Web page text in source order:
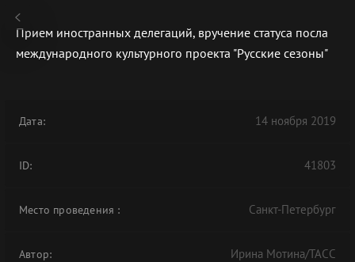
В АРХИВЕ
Прием иностранных делегаций, вручение статуса посла
международного культурного проекта "Русские сезоны"
Дата: 14 ноября 2019
ID: 41803
Место проведения : Санкт-Петербург
Автор: Ирина Мотина/ТАСС